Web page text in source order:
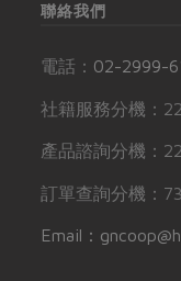
聯絡我們
電話： 02-2999-
社籍服務分機：
產品諮詢分機：
訂單查詢分機：
Email：